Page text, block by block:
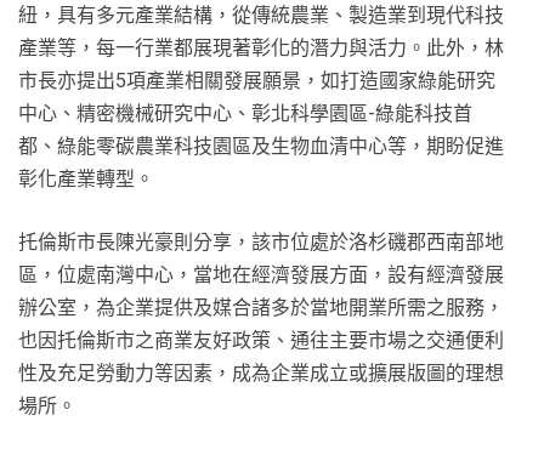
紐，具有多元產業結構，從傳統農業、製造業到現代科技
產業等，每一行業都展現著彰化的潛力與活力。此外，林
市長亦提出5項產業相關發展願景，如打造國家綠能研究
中心、精密機械研究中心、彰北科學園區-綠能科技首
都、綠能零碳農業科技園區及生物血清中心等，期盼促進
彰化產業轉型。
托倫斯市長陳光豪則分享，該市位處於洛杉磯郡西南部地
區，位處南灣中心，當地在經濟發展方面，設有經濟發展
辦公室，為企業提供及媒合諸多於當地開業所需之服務，
也因托倫斯市之商業友好政策、通往主要市場之交通便利
性及充足勞動力等因素，成為企業成立或擴展版圖的理想
場所。